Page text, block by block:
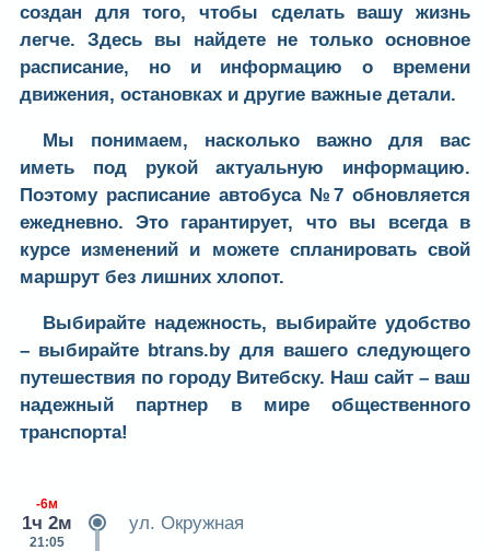
создан для того, чтобы сделать вашу жизнь
легче. Здесь вы найдете не только основное
расписание, но и информацию о времени
движения, остановках и другие важные детали.
Мы понимаем, насколько важно для вас
иметь под рукойактуальную информацию.
Поэтому расписание автобуса №7 обновляется
ежедневно. Это гарантирует, что вы всегда в
курсе изменений и можете спланировать свой
маршрут без лишних хлопот.
Выбирайте надежность, выбирайте удобство
– выбирайте btrans.byдля вашего следующего
путешествия по городу Витебску. Наш сайт – ваш
надежный партнер в мире общественного
транспорта!
-6м
1ч 2м
21:05
ул. Окружная